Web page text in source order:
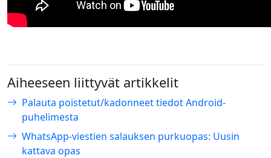
Aiheeseen liittyvät artikkelit
Palauta poistetut/kadonneet tiedot Android-
puhelimesta
WhatsApp-viestien salauksen purkuopas: Uusin
kattava opas